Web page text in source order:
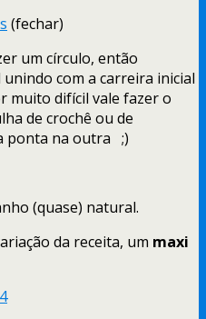
(fechar)
um círculo, então
com a carreira inicial
muito difícil vale fazer o
de crochê ou de
ponta na outra ;)
(quase) natural.
da receita, um maxi